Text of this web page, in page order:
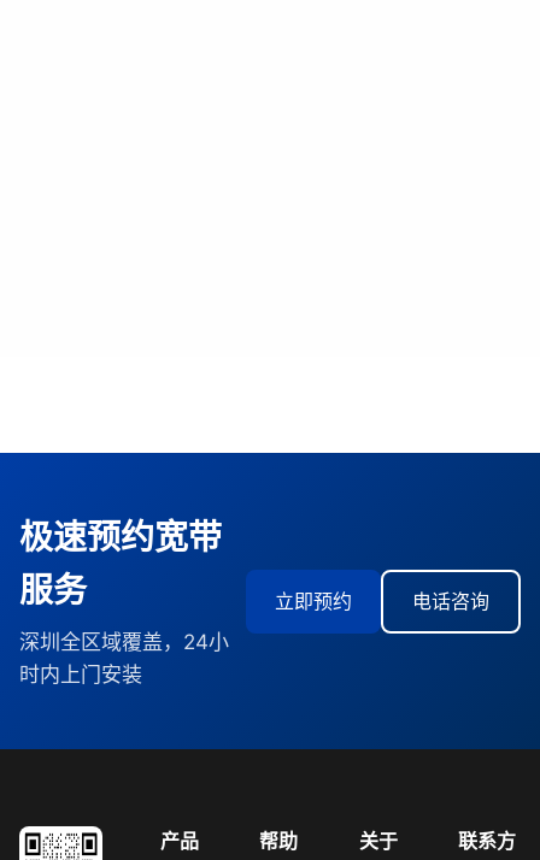
极速预约宽带
服务
深圳全区域覆盖，24小
时内上门安装
立即预约 电话咨询
产品
帮助
关于
联系方